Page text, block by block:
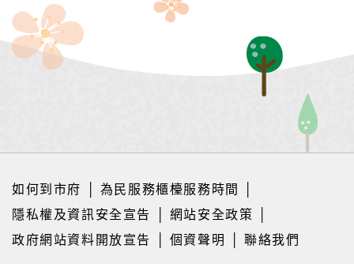
如何到市府 為民服務櫃檯服務時間
隱私權及資訊安全宣告
網站安全政策
政府網站資料開放宣告
個資聲明 │聯絡我們